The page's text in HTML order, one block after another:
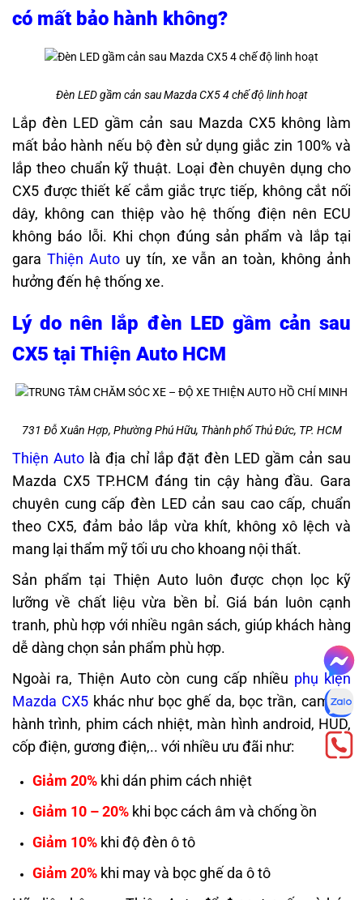
có mất bảo hành không?
Đèn LED gầm cản sau Mazda CX5 4 chế độ linh hoạt
Lắp đèn LED gầm cản sau Mazda CX5 không làm
mất bảo hành nếu bộ đèn sử dụng giắc zin 100% và
lắp theo chuẩn kỹ thuật. Loại đèn chuyên dụng cho
CX5 được thiết kế cắm giắc trực tiếp, không cắt nối
dây, không can thiệp vào hệ thống điện nên ECU
không báo lỗi. Khi chọn đúng sản phẩm và lắp tại
gara Thiện Autouy tín, xe vẫn an toàn, không ảnh
hưởng đến hệ thống xe.
Lý do nên lắp đèn LED gầm cản sau
CX5 tại Thiện Auto HCM
731 Đỗ Xuân Hợp, Phường Phú Hữu, Thành phố Thủ Đức, TP. HCM
Thiện Autolà địa chỉ lắp đặt đèn LED gầm cản sau
Mazda CX5 TP.HCM đáng tin cậy hàng đầu. Gara
chuyên cung cấp đèn LED cản sau cao cấp, chuẩn
theo CX5, đảm bảo lắp vừa khít, không xô lệch và
mang lại thẩm mỹ tối ưu cho khoang nội thất.
Sản phẩm tại Thiện Auto luôn được chọn lọc kỹ
lưỡng về chất liệu vừa bền bỉ. Giá bán luôn cạnh
tranh, phù hợp với nhiều ngân sách, giúp khách hàng
dễ dàng chọn sản phẩm phù hợp.
Ngoài ra, Thiện Auto còn cung cấp nhiều phụ kiện
Mazda CX5khác như bọc ghế da, bọc trần, camera
hành trình, phim cách nhiệt, màn hình android, HUD,
cốp điện, gương điện,.. với nhiều ưu đãi như:
Giảm 20% khi dán phim cách nhiệt
Giảm 10 – 20% khi bọc cách âm và chống ồn
Giảm 10% khi độ đèn ô tô
Giảm 20% khi may và bọc ghế da ô tô